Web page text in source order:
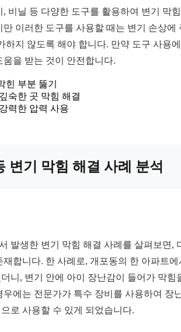
비닐 등 다양한 도구를 활용하여 변기 막
이러한 도구를 사용할 때는 변기 손상에
하지 않도록 해야 합니다. 만약 도구 사용
을 받는 것이 안전합니다.
힌 부분 뚫기
숙한 곳 막힘 해결
력한 압력 사용
변기 막힘 해결 사례 분석
발생한 변기 막힘 해결 사례를 살펴보면,
합니다. 한 사례로, 개포동의 한 아파트에
니, 변기 안에 아이 장난감이 들어가 막힘
에는 전문가가 특수 장비를 사용하여 장
로 사용할 수 있게 되었습니다.